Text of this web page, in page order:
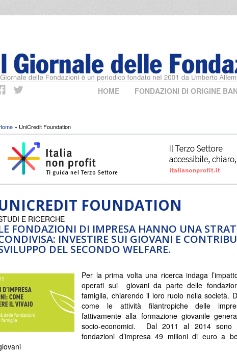
HOME FONDAZIONI DI ORIGINE
sei qui
» UniCredit Foundation
FOUNDATION
FONDAZIONI DI IMPRESA HANNO UNA
INVESTIRE SUI GIOVANI E
DEL SECONDO WELFARE.
E RICERCHE
Per la prima volta una ricerca indaga
operati sui giovani da parte delle
famiglia, chiarendo il loro ruolo nella società.
come le attività filantropiche delle
fattivamente alla formazione giovanile
socio-economici. Dal 2011 al 2014 sono
fondazioni d’impresa 49 milioni di euro a